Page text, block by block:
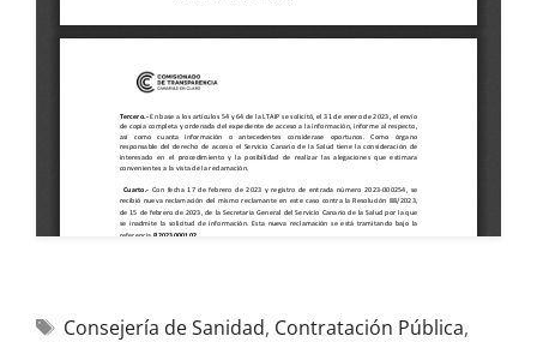
Consejería de Sanidad, Contratación Pública,